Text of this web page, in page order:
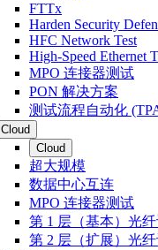
FTTx
Harden Security
HFC Network Test
High-Speed Ethernet
MPO 连接器测试
PON 解决方案
测试流程自动化
Cloud
Cloud
超大规模
数据中心互连
MPO 连接器测试
第 1 层（基本）光
第 2 层（扩展）光